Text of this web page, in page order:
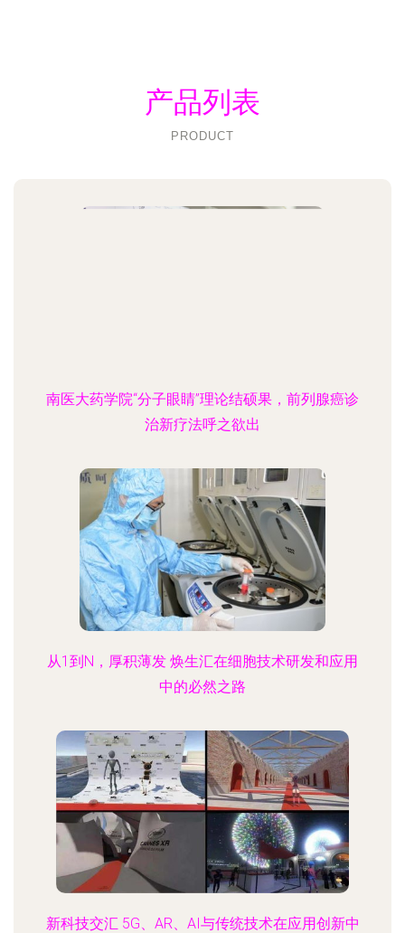
产品列表
PRODUCT
南医大药学院“分子眼睛”理论结硕果，前列腺癌诊
治新疗法呼之欲出
从1到N，厚积薄发 焕生汇在细胞技术研发和应用
中的必然之路
新科技交汇 5G、AR、AI与传统技术在应用创新中